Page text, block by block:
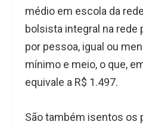
médio em escola da
bolsista integral na rede
por pessoa, igual ou
mínimo e meio, o que,
equivale a R$ 1.497.
São também isentos os